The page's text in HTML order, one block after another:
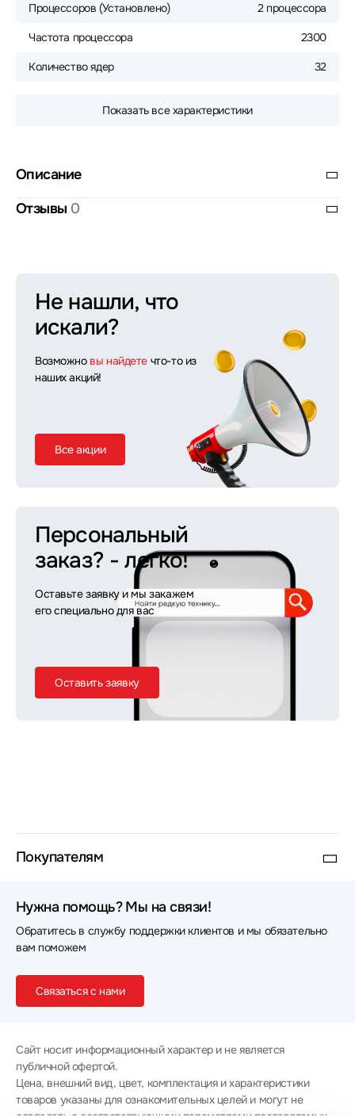
Процессоров (Установлено) 2 процессора
Частота процессора 2300
Количество ядер 32
Показать все характеристики
Описание
Отзывы 0
Не нашли, что
искали?
Возможно вы найдете что-то из
наших акций!
Все акции
Персональный
заказ? - легко!
Оставьте заявку и мы закажем
его специально для вас
Оставить заявку
Покупателям
Нужна помощь? Мы на связи!
Обратитесь в службу поддержки клиентов и мы обязательно
вам поможем
Связаться с нами
Сайт носит информационный характер и не является
публичной офертой.
Цена, внешний вид, цвет, комплектация и характеристики
товаров указаны для ознакомительных целей и могут не